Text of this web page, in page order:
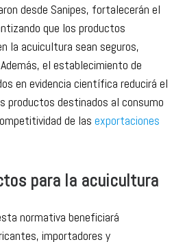
desde Sanipes, fortalecerán el
que los productos
la acuicultura sean seguros,
el establecimiento de
en evidencia científica reducirá el
productos destinados al consumo
de lasexportaciones
para la acuicultura
normativa beneficiará
importadores y